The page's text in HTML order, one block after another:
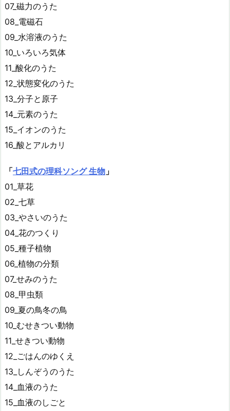
07_磁力のうた
08_電磁石
09_水溶液のうた
10_いろいろ気体
11_酸化のうた
12_状態変化のうた
13_分子と原子
14_元素のうた
15_イオンのうた
16_酸とアルカリ
「七田式の理科ソング 生物 」
01_草花
02_七草
03_やさいのうた
04_花のつくり
05_種子植物
06_植物の分類
07_せみのうた
08_甲虫類
09_夏の鳥冬の鳥
10_むせきつい動物
11_せきつい動物
12_ごはんのゆくえ
13_しんぞうのうた
14_血液のうた
15_血液のしごと